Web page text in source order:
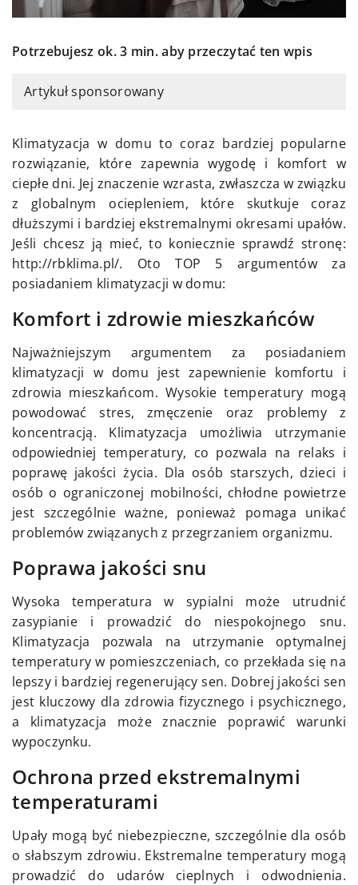
Potrzebujesz ok. 3 min. aby przeczytać ten wpis
Artykuł sponsorowany
Klimatyzacja w domu to coraz bardziej popularne
rozwiązanie, które zapewnia wygodę i komfort w
ciepłe dni. Jej znaczenie wzrasta, zwłaszcza w związku
z globalnym ociepleniem, które skutkuje coraz
dłuższymi i bardziej ekstremalnymi okresami upałów.
Jeśli chcesz ją mieć, to koniecznie sprawdź stronę:
http://rbklima.pl/. Oto TOP 5 argumentów za
posiadaniem klimatyzacji w domu:
Komfort i zdrowie mieszkańców
Najważniejszym argumentem za posiadaniem
klimatyzacji w domu jest zapewnienie komfortu i
zdrowia mieszkańcom. Wysokie temperatury mogą
powodować stres, zmęczenie oraz problemy z
koncentracją. Klimatyzacja umożliwia utrzymanie
odpowiedniej temperatury, co pozwala na relaks i
poprawę jakości życia. Dla osób starszych, dzieci i
osób o ograniczonej mobilności, chłodne powietrze
jest szczególnie ważne, ponieważ pomaga unikać
problemów związanych z przegrzaniem organizmu.
Poprawa jakości snu
Wysoka temperatura w sypialni może utrudnić
zasypianie i prowadzić do niespokojnego snu.
Klimatyzacja pozwala na utrzymanie optymalnej
temperatury w pomieszczeniach, co przekłada się na
lepszy i bardziej regenerujący sen. Dobrej jakości sen
jest kluczowy dla zdrowia fizycznego i psychicznego,
a klimatyzacja może znacznie poprawić warunki
wypoczynku.
Ochrona przed ekstremalnymi
temperaturami
Upały mogą być niebezpieczne, szczególnie dla osób
o słabszym zdrowiu. Ekstremalne temperatury mogą
prowadzić do udarów cieplnych i odwodnienia.